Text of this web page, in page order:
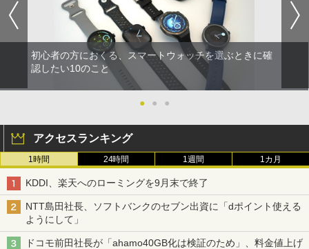
初心者の方におくる、スマートウォッチを選ぶときに確
認したい10のこと
● ● ●
アクセスランキング
1時間 24時間 1週間 1カ月
KDDI、楽天へのローミングを9月末で終了
NTT島田社長、ソフトバンクのセブン出資に「dポイント使える
ようにして」
ドコモ前田社長が「ahamo40GB化は検証のため」、料金値上げ